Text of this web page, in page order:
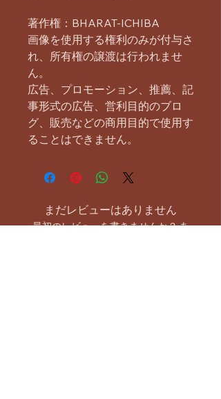
著作権：BHARAT-ICHIBA
画像を使用する権利のみが付与さ
れ、所有権の譲渡は行われませ
ん。
広告、プロモーション、推薦、記
事形式の広告、営利目的のブロ
グ、販売などの商用目的で使用す
ることはできません。
まだレビューはありません
最初のレビューを書きませんか？ あ